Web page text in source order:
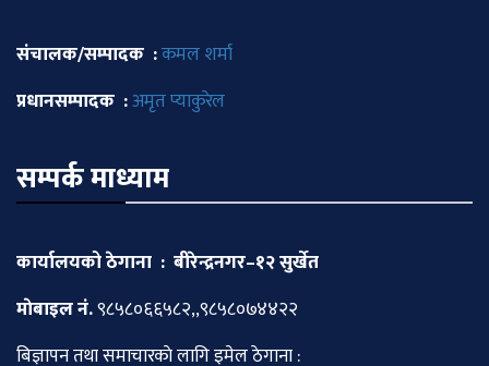
संचालक/सम्पादक :कमल शर्मा
प्रधानसम्पादक :अमृत प्याकुरेल
सम्पर्क माध्याम
कार्यालयको ठेगाना : बीरेन्द्रनगर–१२ सुर्खेत
माेबाइल नं.९८५८०६६५८२,,९८५८०७४४२२
बिज्ञापन तथा समाचारकाे लागि इमेल ठेगाना :